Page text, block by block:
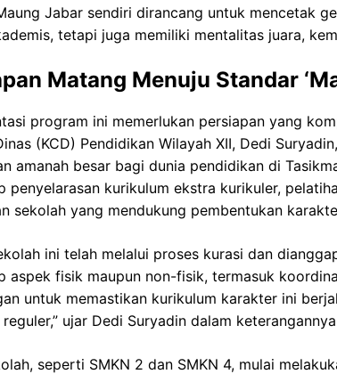
Jabar sendiri dirancang untuk mencetak
tetapi juga memiliki mentalitas juara,
Matang Menuju Standar
program ini memerlukan persiapan yang
(KCD) Pendidikan Wilayah XII, Dedi
amanah besar bagi dunia pendidikan di
penyelarasan kurikulum ekstra kurikuler,
sekolah yang mendukung pembentukan
ini telah melalui proses kurasi dan
aspek fisik maupun non-fisik, termasuk
untuk memastikan kurikulum karakter ini
ujar Dedi Suryadin dalam
seperti SMKN 2 dan SMKN 4, mulai